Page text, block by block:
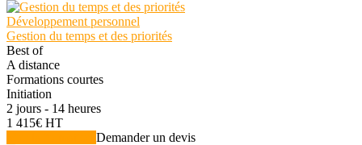
Développement personnel
Gestion du temps et des priorités
Best of
A distance
Formations courtes
Initiation
2 jours - 14 heures
1 415€ HT
Demander un devis